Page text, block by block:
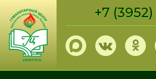
Перейти
основному
содержанию
+7